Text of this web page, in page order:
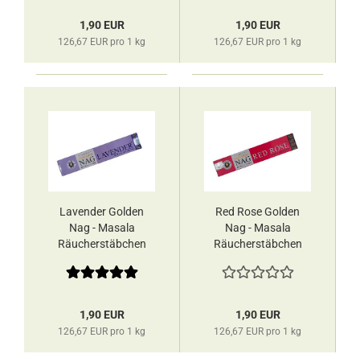
1,90 EUR
126,67 EUR pro 1 kg
1,90 EUR
126,67 EUR pro 1 kg
Lavender Golden
Nag - Masala
Räucherstäbchen
1,90 EUR
126,67 EUR pro 1 kg
Red Rose Golden
Nag - Masala
Räucherstäbchen
1,90 EUR
126,67 EUR pro 1 kg